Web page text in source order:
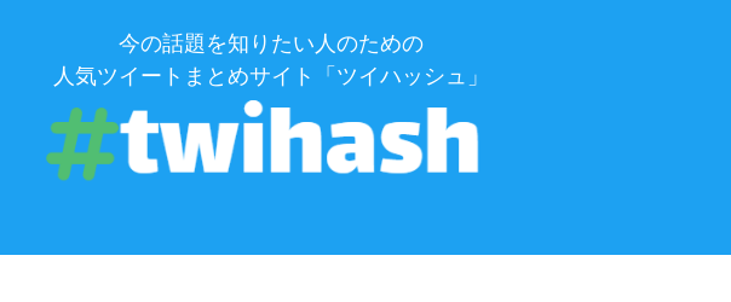
今の話題を知りたい人のための
人気ツイートまとめサイト「ツイハッシュ」